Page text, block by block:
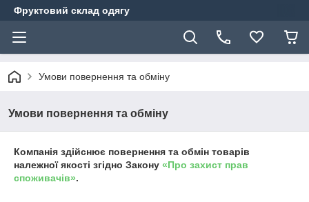
Фруктовий склад одягу
Умови повернення та обміну
Умови повернення та обміну
Компанія здійснює повернення та обмін товарів
належної якості згідно Закону «Про захист прав
споживачів».